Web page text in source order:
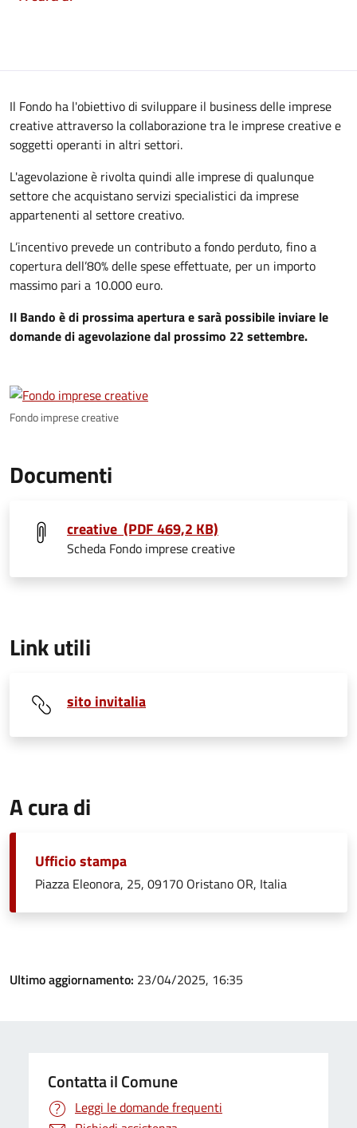
Il Fondo ha l'obiettivo di sviluppare il business delle imprese
creative attraverso la collaborazione tra le imprese creative e
soggetti operanti in altri settori.
L'agevolazione è rivolta quindi alle imprese di qualunque
settore che acquistano servizi specialistici da imprese
appartenenti al settore creativo.
L’incentivo prevede un contributo a fondo perduto, fino a
copertura dell’80% delle spese effettuate, per un importo
massimo pari a 10.000 euro.
Il Bando è di prossima apertura e sarà possibile inviare le
domande di agevolazione dal prossimo 22 settembre.
Fondo imprese creative
Documenti
creative (PDF 469,2 KB)
Scheda Fondo imprese creative
Link utili
sito invitalia
A cura di
Ufficio stampa
Piazza Eleonora, 25, 09170 Oristano OR, Italia
Ultimo aggiornamento: 23/04/2025, 16:35
Contatta il Comune
Leggi le domande frequenti